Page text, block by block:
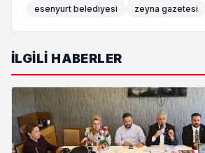
esenyurt belediyesi
zeyna gazetesi
İLGILI HABERLER